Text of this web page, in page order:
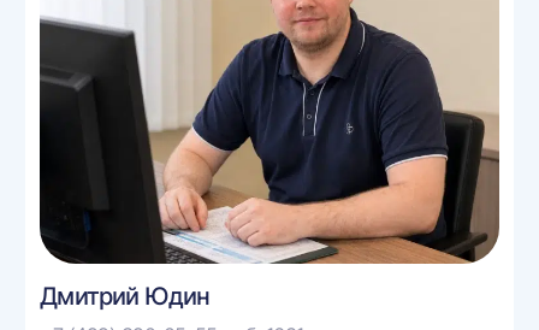
Дмитрий Юдин